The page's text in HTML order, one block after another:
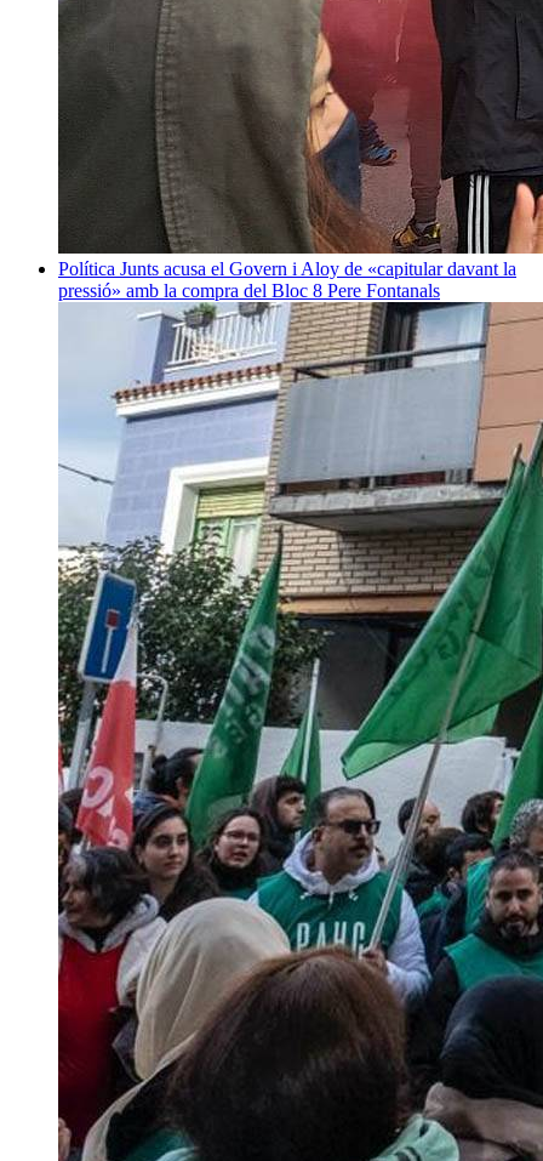
Política Junts acusa el Govern i Aloy de «capitular davant la
pressió» amb la compra del Bloc 8 Pere Fontanals